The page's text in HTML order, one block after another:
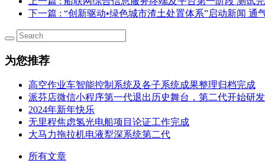
下一篇 : “创新驱动•绿色城市渣土处置体系”启动新闻 通
为您推荐
高空作业车智能控制系统及各子系统成果整理归档完成
派芬店微信小程序第一代退出历史舞台，第二代开始研发
2024年新年快乐
无里程焦虑氢光电船项目论证工作完成
大马力拖拉机电液犁深系统第二代
所有文章